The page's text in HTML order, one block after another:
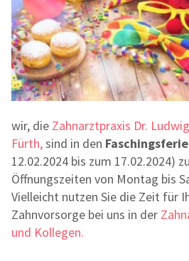
wir, die Zahnarztpraxis Dr.
Fürth,sind in den
12.02.2024 bis zum 17.02.2024)
Öffnungszeiten von Montag bis
Vielleicht nutzen Sie die Zeit für
Zahnvorsorge bei uns in der
und Kollegen.